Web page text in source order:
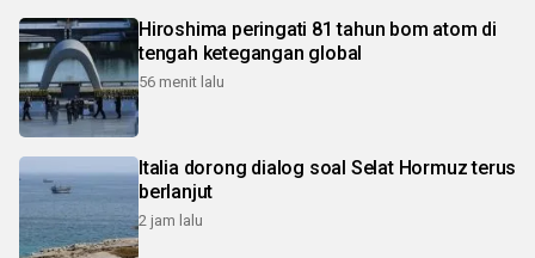
Hiroshima peringati 81 tahun bom atom di
tengah ketegangan global
56 menit lalu
Italia dorong dialog soal Selat Hormuz terus
berlanjut
2 jam lalu